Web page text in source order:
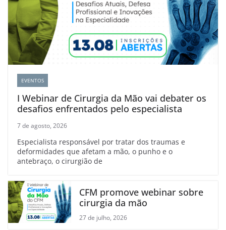
EVENTOS
I Webinar de Cirurgia da Mão vai debater os
desafios enfrentados pelo especialista
7 de agosto, 2026
Especialista responsável por tratar dos traumas e
deformidades que afetam a mão, o punho e o
antebraço, o cirurgião de
CFM promove webinar sobre
cirurgia da mão
27 de julho, 2026